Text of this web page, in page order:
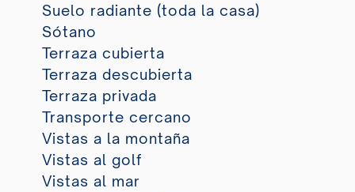
Suelo radiante (toda la casa)
Sótano
Terraza cubierta
Terraza descubierta
Terraza privada
Transporte cercano
Vistas a la montaña
Vistas al golf
Vistas al mar